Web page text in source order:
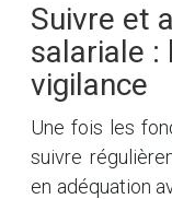
Suivre et
salariale :
vigilance
Une fois les
suivre
en adéquation